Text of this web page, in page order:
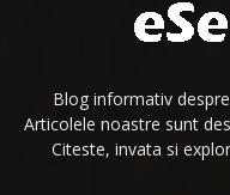
Blog informativ
Articolele noastre sunt
Citeste, invata si